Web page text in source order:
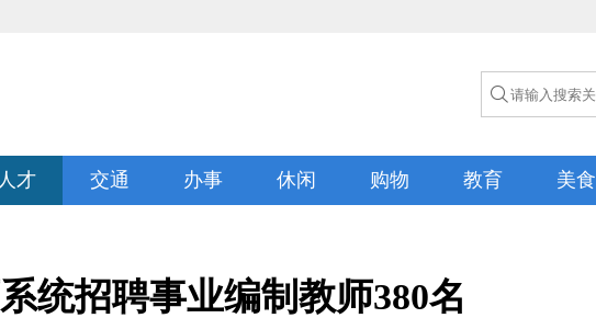

人才 交通 办事 休闲 购物 教育 美食
统招聘事业编制教师380名